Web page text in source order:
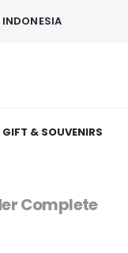
GIFT & SOUVENIRS
Complete